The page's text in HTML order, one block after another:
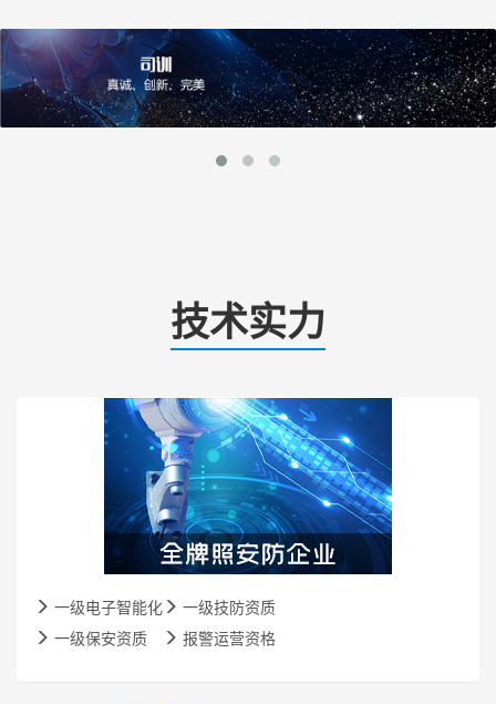
技术实力
一级电子智能化
一级技防资质
一级保安资质
报警运营资格